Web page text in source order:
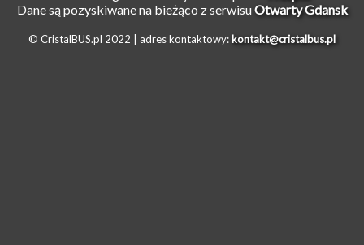
Dane są pozyskiwane na bieżąco z serwisuOtwarty Gdansk
© CristalBUS.pl 2022 | adres kontaktowy: kontakt@cristalbus.pl